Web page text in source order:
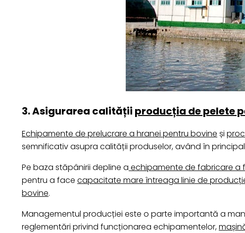
3. Asigurarea calității producția de pelete
Echipamente de prelucrare a hranei pentru bovine și
semnificativ asupra calității produselor, având în
Pe baza stăpânirii depline a echipamente de fabricare a
pentru a face capacitate mare întreaga linie de
bovine.
Managementul producției este o parte importantă a
reglementări privind funcționarea echipamentelor,